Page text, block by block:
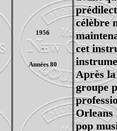
1956
-
Années 80
célèbre
cet
Après
groupe
Orleans
pop